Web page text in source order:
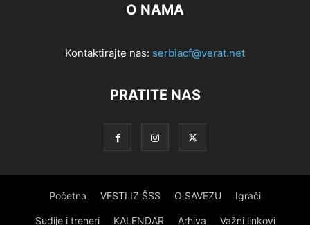
O NAMA
Kontaktirajte nas: serbiacf@verat.net
PRATITE NAS
Početna VESTI IZ ŠSS O SAVEZU Igrači
Sudije i treneri KALENDAR Arhiva Važni linkovi